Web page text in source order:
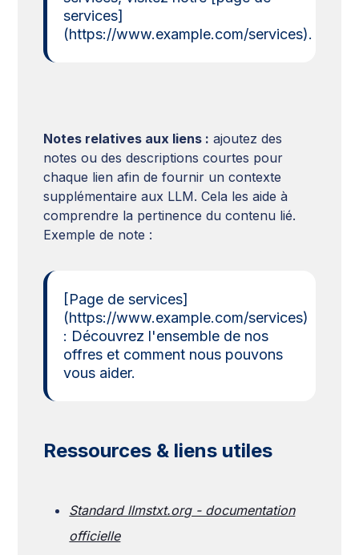
services]
(https://www.example.com/services).
Notes relatives aux liens : ajoutez des
notes ou des descriptions courtes pour
chaque lien afin de fournir un contexte
supplémentaire aux LLM. Cela les aide à
comprendre la pertinence du contenu lié.
Exemple de note :
[Page de services]
(https://www.example.com/services)
: Découvrez l'ensemble de nos
offres et comment nous pouvons
vous aider.
Ressources & liens utiles
Standard llmstxt.org - documentation
officielle